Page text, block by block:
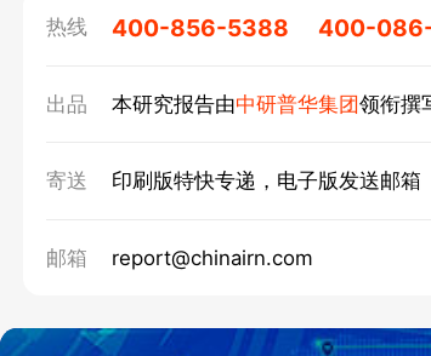
热线 400-856-5388 400-
出品 本研究报告由中研普华集团领衔撰
寄送 印刷版特快专递，电子版发送邮箱
邮箱 report@chinairn.com